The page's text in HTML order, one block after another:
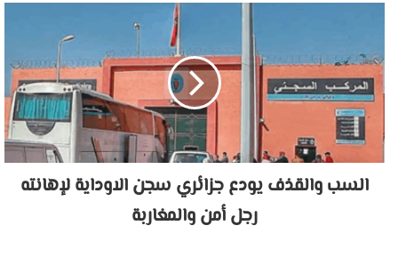
السب والقذف يودع جزائري سجن الاوداية لإهانته
رجل أمن والمغاربة